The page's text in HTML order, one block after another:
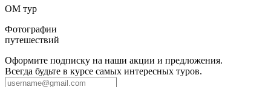
ОМ тур
Фотографии
путешествий
Оформите подписку на наши акции и предложения.
Всегда будьте в курсе самых интересных туров.